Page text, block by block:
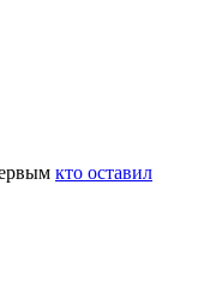
кто оставил